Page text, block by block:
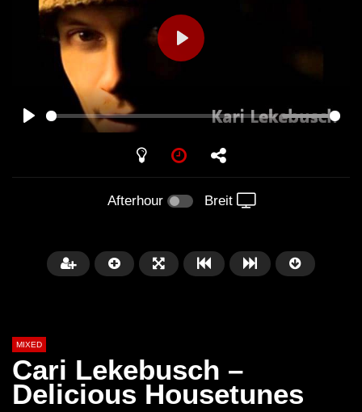
PLAY
Afterhour Breit
MIXED
Cari Lekebusch –
Delicious Housetunes